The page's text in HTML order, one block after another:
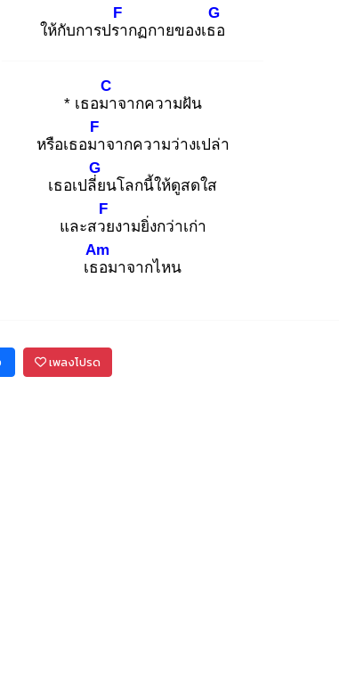
ให้กับการปรา
F
กฏกายของเธอ
G
* เธอมา
C
จากความฝัน
หรือเธอมา
F
จากความว่างเปล่า
เธอเปลี่ย
G
นโลกนี้ให้ดูสดใส
และสวย
F
งามยิ่งกว่าเก่า
เธอ
Am
มาจากไหน
เพลงโปรด